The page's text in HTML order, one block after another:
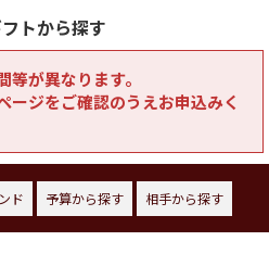
トから探す
が異なります。
ージをご確認のうえお申込みく
ド 予算から探す 相手から探す